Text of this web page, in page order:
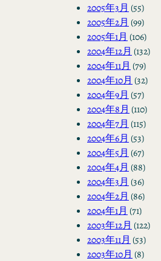
2005年3月 (55)
2005年2月 (99)
2005年1月 (106)
2004年12月 (132)
2004年11月 (79)
2004年10月 (32)
2004年9月 (57)
2004年8月 (110)
2004年7月 (115)
2004年6月 (53)
2004年5月 (67)
2004年4月 (88)
2004年3月 (36)
2004年2月 (86)
2004年1月 (71)
2003年12月 (122)
2003年11月 (53)
2003年10月 (8)